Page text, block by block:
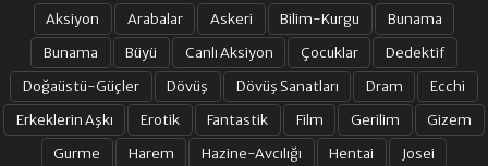
13. BÖLÜM 14. BÖLÜM
15. BÖLÜM 16. BÖLÜM
Aksiyon Arabalar Askeri Bilim-Kurgu
Bunama
Bunama
Büyü Canlı Aksiyon Çocuklar
Dedektif
Doğaüstü-Güçler
Dövüş Dövüş Sanatları Dram
Ecchi
Erkeklerin Aşkı
Erotik Fantastik Film Gerilim
Gizem
Gurme
Harem Hazine-Avcılığı Hentai Josei